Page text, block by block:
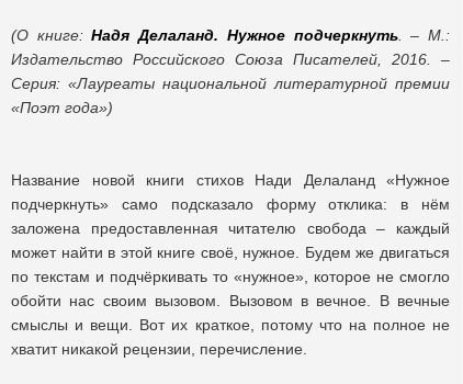
(О книге:Надя Делаланд. Нужное подчеркнуть. – М.:
Издательство Российского Союза Писателей, 2016. –
Серия: «Лауреаты национальной литературной премии
«Поэт года»)
Название новой книги стихов Нади Делаланд «Нужное
подчеркнуть» само подсказало форму отклика: в нём
заложена предоставленная читателю свобода – каждый
может найти в этой книге своё, нужное. Будем же двигаться
по текстам и подчёркивать то «нужное», которое не смогло
обойти нас своим вызовом. Вызовом в вечное. В вечные
смыслы и вещи. Вот их краткое, потому что на полное не
хватит никакой рецензии, перечисление.